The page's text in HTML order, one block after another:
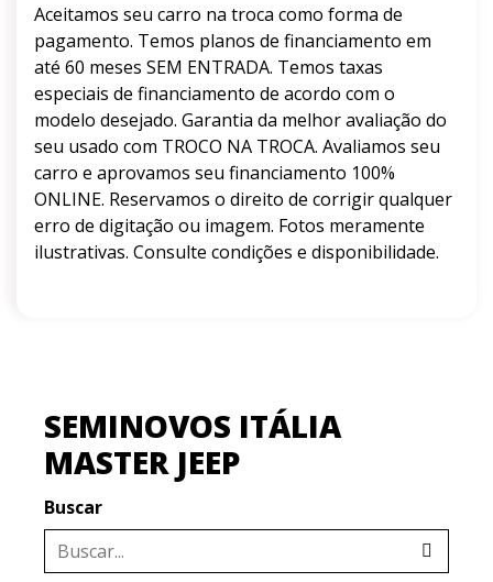
Aceitamos seu carro na troca como forma de
pagamento. Temos planos de financiamento em
até 60 meses SEM ENTRADA. Temos taxas
especiais de financiamento de acordo com o
modelo desejado. Garantia da melhor avaliação do
seu usado com TROCO NA TROCA. Avaliamos seu
carro e aprovamos seu financiamento 100%
ONLINE. Reservamos o direito de corrigir qualquer
erro de digitação ou imagem. Fotos meramente
ilustrativas. Consulte condições e disponibilidade.
SEMINOVOS ITÁLIA
MASTER JEEP
Buscar